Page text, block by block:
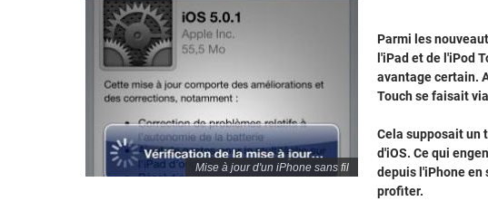
Mise à jour d'un iPhone sans fil
Parmi les
l'iPad et de l'iPod
avantage certain.
Touch se faisait
Cela supposait un
d'iOS. Ce qui
depuis l'iPhone en
profiter.